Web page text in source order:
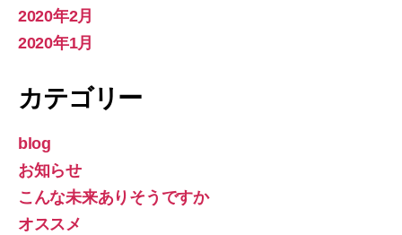
2020年2月
2020年1月
カテゴリー
blog
お知らせ
こんな未来ありそうですか
オススメ